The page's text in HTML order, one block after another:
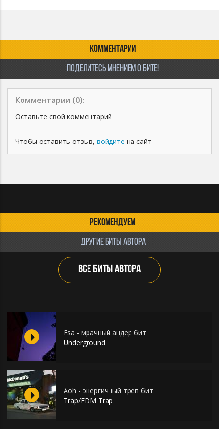
КОММЕНТАРИИ
ПОДЕЛИТЕСЬ МНЕНИЕМ О БИТЕ!
Комментарии (0):
Оставьте свой комментарий
Чтобы оставить отзыв, войдите на сайт
РЕКОМЕНДУЕМ
ДРУГИЕ БИТЫ АВТОРА
ВСЕ БИТЫ АВТОРА
Esa - мрачный андер бит
Underground
Aoh - энергичный треп бит
Trap/EDM Trap